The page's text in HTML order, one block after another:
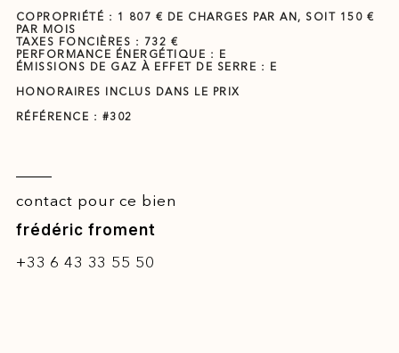
COPROPRIÉTÉ : 1 807 € DE CHARGES PAR AN, SOIT 150 €
PAR MOIS
TAXES FONCIÈRES : 732 €
PERFORMANCE ÉNERGÉTIQUE : E
ÉMISSIONS DE GAZ À EFFET DE SERRE : E
HONORAIRES INCLUS DANS LE PRIX
RÉFÉRENCE : #302
contact pour ce bien
frédéric froment
+33 6 43 33 55 50